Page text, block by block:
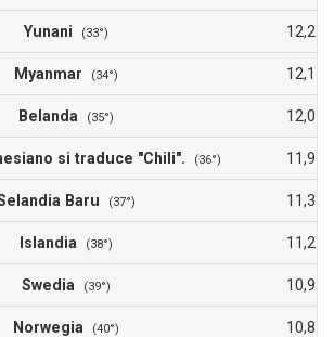
Yunani (33°) 12,2
Myanmar (34°) 12,1
Belanda (35°) 12,0
si traduce "Chili". (36°) 11,9
Baru (37°) 11,3
Islandia (38°) 11,2
Swedia (39°) 10,9
Norwegia (40°) 10,8